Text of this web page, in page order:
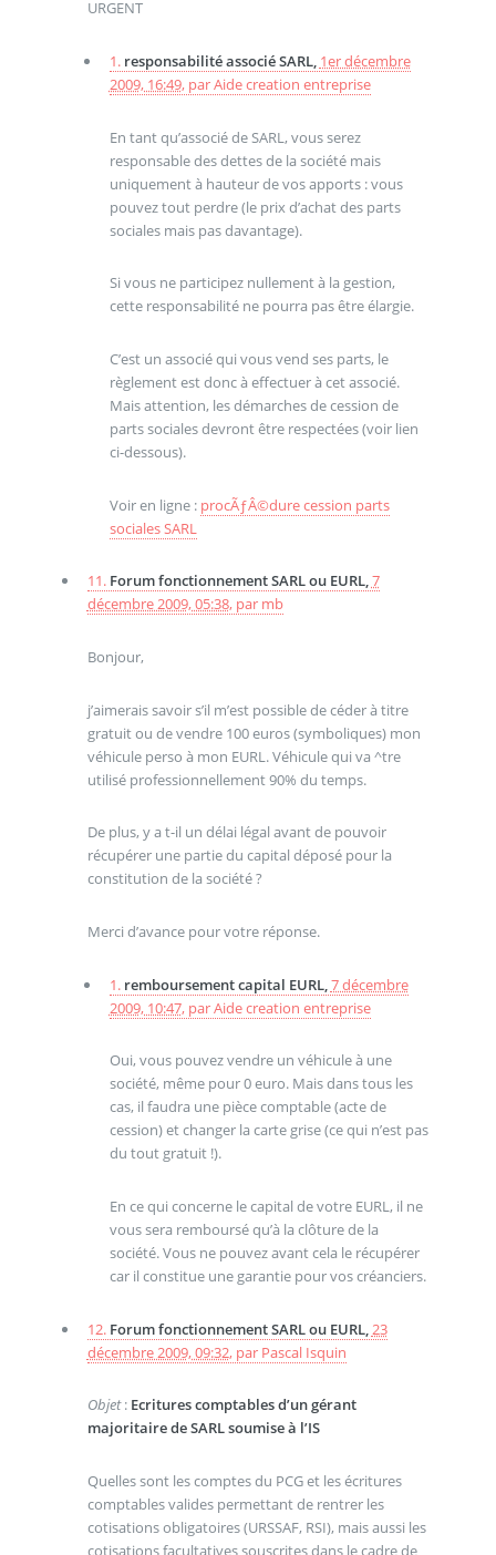
URGENT
1. responsabilité associé SARL, 1er décembre
2009, 16:49, parAide creation entreprise
En tant qu’associé de SARL, vous serez
responsable des dettes de la société mais
uniquement à hauteur de vos apports : vous
pouvez tout perdre (le prix d’achat des parts
sociales mais pas davantage).
Si vous ne participez nullement à la gestion,
cette responsabilité ne pourra pas être élargie.
C’est un associé qui vous vend ses parts, le
règlement est donc à effectuer à cet associé.
Mais attention, les démarches de cession de
parts sociales devront être respectées (voir lien
ci-dessous).
Voir en ligne : procÃƒÂ©dure cession parts
sociales SARL
11. Forum fonctionnement SARL ou EURL,7
décembre 2009, 05:38, par mb
Bonjour,
j’aimerais savoir s’il m’est possible de céder à titre
gratuit ou de vendre 100 euros (symboliques) mon
véhicule perso à mon EURL. Véhicule qui va ^tre
utilisé professionnellement 90% du temps.
De plus, y a t-il un délai légal avant de pouvoir
récupérer une partie du capital déposé pour la
constitution de la société ?
Merci d’avance pour votre réponse.
1. remboursement capital EURL, 7 décembre
2009, 10:47, parAide creation entreprise
Oui, vous pouvez vendre un véhicule à une
société, même pour 0 euro. Mais dans tous les
cas, il faudra une pièce comptable (acte de
cession) et changer la carte grise (ce qui n’est pas
du tout gratuit !).
En ce qui concerne le capital de votre EURL, il ne
vous sera remboursé qu’à la clôture de la
société. Vous ne pouvez avant cela le récupérer
car il constitue une garantie pour vos créanciers.
12. Forum fonctionnement SARL ou EURL, 23
décembre 2009, 09:32, par Pascal Isquin
Objet: Ecritures comptables d’un gérant
majoritaire de SARL soumise à l’IS
Quelles sont les comptes du PCG et les écritures
comptables valides permettant de rentrer les
cotisations obligatoires (URSSAF, RSI), mais aussi les
cotisations facultatives souscrites dans le cadre de